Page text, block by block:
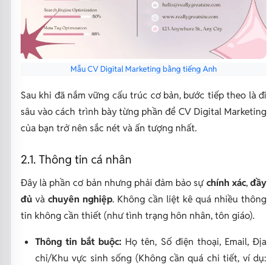
Mẫu CV Digital Marketing bằng tiếng Anh
Sau khi đã nắm vững cấu trúc cơ bản, bước tiếp theo là đi
sâu vào cách trình bày từng phần để CV Digital Marketing
của bạn trở nên sắc nét và ấn tượng nhất.
2.1. Thông tin cá nhân
Đây là phần cơ bản nhưng phải đảm bảo sự chính xác, đầy
đủvà chuyên nghiệp. Không cần liệt kê quá nhiều thông
tin không cần thiết (như tình trạng hôn nhân, tôn giáo).
Thông tin bắt buộc: Họ tên, Số điện thoại, Email, Địa
chỉ/Khu vực sinh sống (Không cần quá chi tiết, ví dụ: